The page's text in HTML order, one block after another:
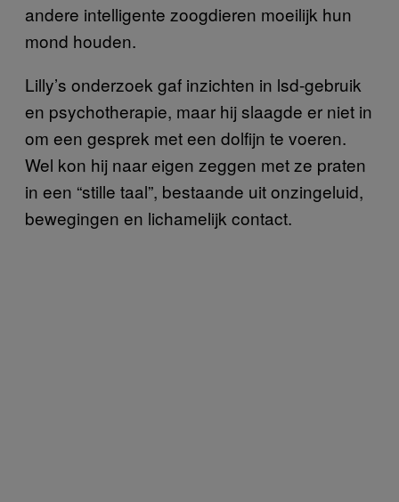
andere intelligente zoogdieren moeilijk hun
mond houden.
Lilly’s onderzoek gaf inzichten in lsd-gebruik
en psychotherapie, maar hij slaagde er niet in
om een gesprek met een dolfijn te voeren.
Wel kon hij naar eigen zeggen met ze praten
in een “stille taal”, bestaande uit onzingeluid,
bewegingen en lichamelijk contact.